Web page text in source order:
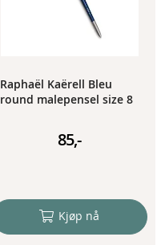
Raphaël Kaërell Bleu
round malepensel size 8
85,-
Kjøp nå